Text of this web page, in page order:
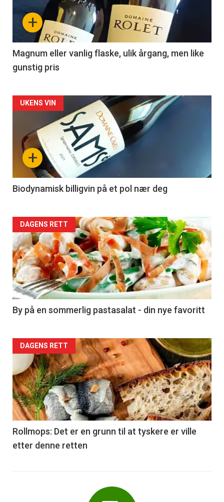
nå
3
+
Magnum eller vanlig flaske, ulik årgang, men like
gunstig pris
Forsiden
akkurat
nå
4
+
UKENS VIN
Biodynamisk billigvin på et pol nær deg
Forsiden
akkurat
nå
-
5
DAGENS RETT
By på en sommerlig pastasalat - din nye favoritt
Forsiden
akkurat
nå
-
6
DAGENS RETT
Rollmops: Det er en grunn til at tyskere er ville
etter denne retten